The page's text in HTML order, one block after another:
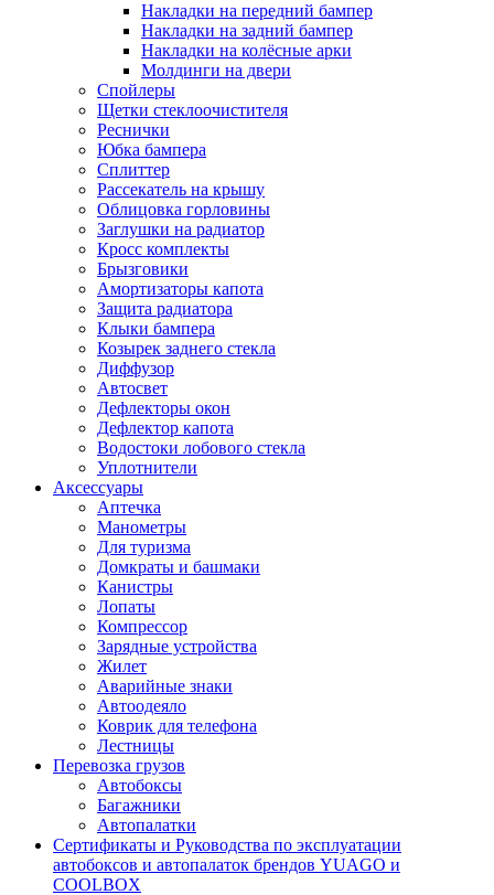
Накладки на передний бампер
Накладки на задний бампер
Накладки на колёсные арки
Молдинги на двери
Спойлеры
Щетки стеклоочистителя
Реснички
Юбка бампера
Сплиттер
Рассекатель на крышу
Облицовка горловины
Заглушки на радиатор
Кросс комплекты
Брызговики
Амортизаторы капота
Защита радиатора
Клыки бампера
Козырек заднего стекла
Диффузор
Автосвет
Дефлекторы окон
Дефлектор капота
Водостоки лобового стекла
Уплотнители
Аксессуары
Аптечка
Манометры
Для туризма
Домкраты и башмаки
Канистры
Лопаты
Компрессор
Зарядные устройства
Жилет
Аварийные знаки
Автоодеяло
Коврик для телефона
Лестницы
Перевозка грузов
Автобоксы
Багажники
Автопалатки
Сертификаты и Руководства по эксплуатации
автобоксов и автопалаток брендов YUAGO и
COOLBOX